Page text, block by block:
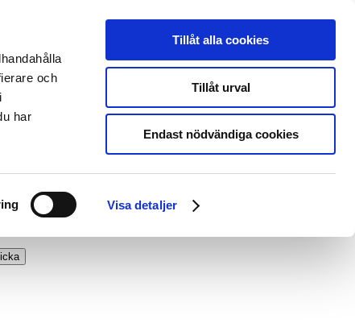
och
har
Visa detaljer
Tillåt alla cookies
Tillåt urval
Endast nödvändiga cookies